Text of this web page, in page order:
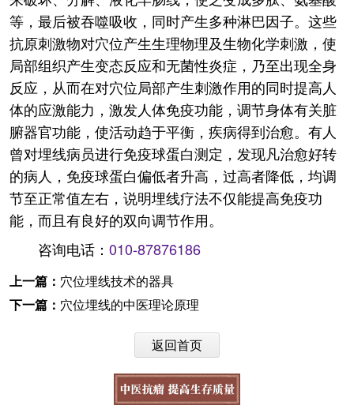
等，最后被吞噬吸收，同时产生多种淋巴因子。这些
抗原刺激物对穴位产生生理物理及生物化学刺激，使
局部组织产生变态反应和无菌性炎症，乃至出现全身
反应，从而在对穴位局部产生刺激作用的同时提高人
体的应激能力，激发人体免疫功能，调节身体有关脏
腑器官功能，使活动趋于平衡，疾病得到治愈。有人
曾对埋线病员进行免疫球蛋白测定，发现凡治愈好转
的病人，免疫球蛋白偏低者升高，过高者降低，均调
节至正常值左右，说明埋线疗法不仅能提高免疫功
能，而且有良好的双向调节作用。
咨询电话： 010-87876186
上一篇： 穴位埋线技术的器具
下一篇： 穴位埋线的中医理论原理
返回首页